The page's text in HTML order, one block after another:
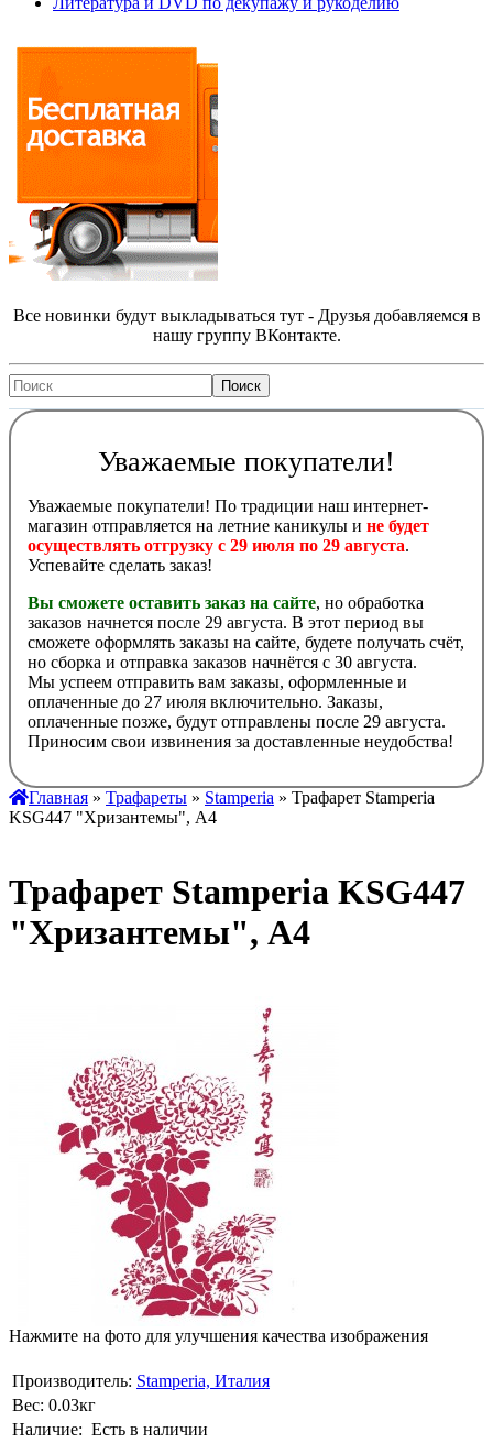
Все новинки будут выкладываться тут - Друзья добавляемся в
нашу группу ВКонтакте.
Уважаемые покупатели!
Уважаемые покупатели! По традиции наш интернет-
магазин отправляется на летние каникулы и не будет
осуществлять отгрузку с 29 июля по 29 августа.
Успевайте сделать заказ!
Вы сможете оставить заказ на сайте, но обработка
заказов начнется после 29 августа. В этот период вы
сможете оформлять заказы на сайте, будете получать счёт,
но сборка и отправка заказов начнётся с 30 августа.
Мы успеем отправить вам заказы, оформленные и
оплаченные до 27 июля включительно. Заказы,
оплаченные позже, будут отправлены после 29 августа.
Приносим свои извинения за доставленные неудобства!
Главная » Трафареты » Stamperia » Трафарет Stamperia
KSG447 "Хризантемы", А4
Трафарет Stamperia KSG447
"Хризантемы", А4
Нажмите на фото для улучшения качества изображения
Производитель: Stamperia, Италия
Вес: 0.03кг
Наличие: Есть в наличии